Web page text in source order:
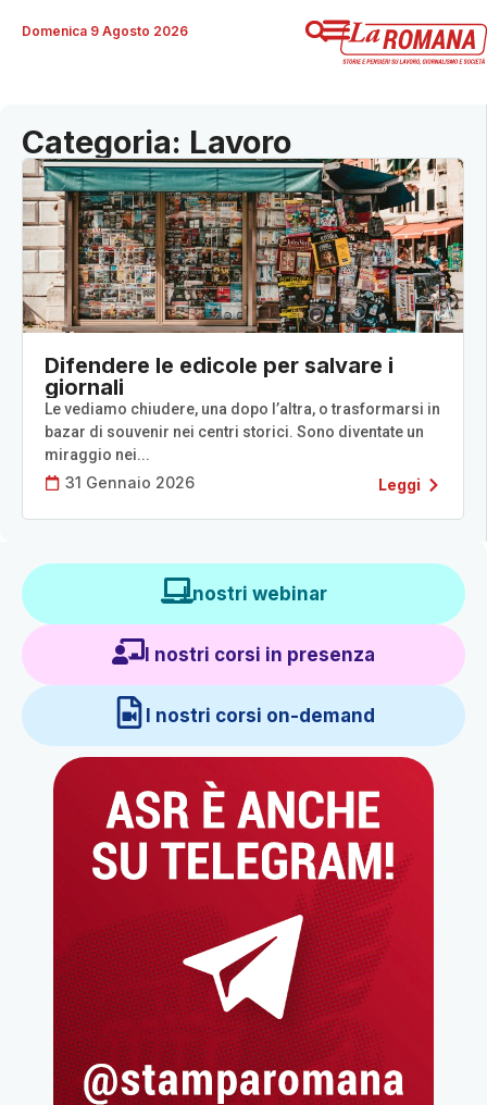
Domenica 9 Agosto 2026
Categoria: Lavoro
Difendere le edicole per salvare i
giornali
Le vediamo chiudere, una dopo l’altra, o trasformarsi in
bazar di souvenir nei centri storici. Sono diventate un
miraggio nei...
31 Gennaio 2026 Leggi
I nostri webinar
I nostri corsi in presenza
I nostri corsi on-demand